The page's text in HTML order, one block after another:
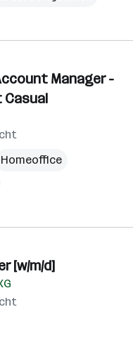
Manager -
Casual
Homeoffice
[w/m/d]